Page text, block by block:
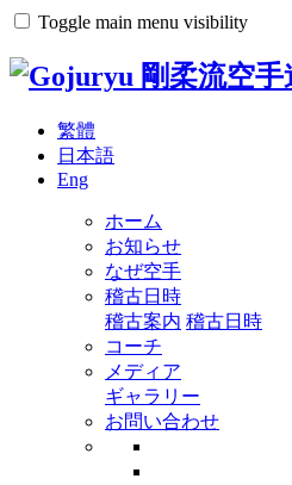
Toggle main menu visibility
繁體
日本語
Eng
ホーム
お知らせ
なぜ空手
稽古日時
稽古案内 稽古日時
コーチ
メディア
ギャラリー
お問い合わせ